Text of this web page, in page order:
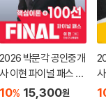
2026 박문각 공인중개
사 이현 파이널 패스 10
0선 1차 민법·민사특별
10% 15,300원